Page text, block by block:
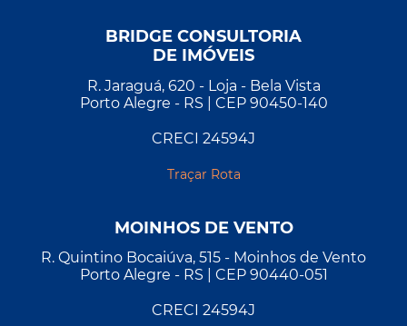
BRIDGE CONSULTORIA
DE IMÓVEIS
R. Jaraguá, 620 - Loja - Bela Vista
Porto Alegre - RS | CEP 90450-140
CRECI 24594J
Traçar Rota
MOINHOS DE VENTO
R. Quintino Bocaiúva, 515 - Moinhos de Vento
Porto Alegre - RS | CEP 90440-051
CRECI 24594J